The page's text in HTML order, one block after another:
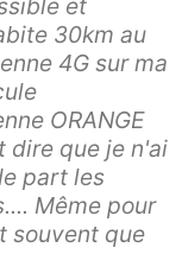
et
30km au
4G sur ma
ORANGE
dire que je n'ai
part les
Même pour
souvent que